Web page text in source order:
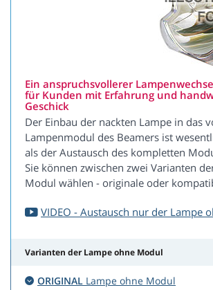
Ein anspruchsvollerer
für Kunden mit Erfahrung und
Geschick
Der Einbau der nackten Lampe in das
Lampenmodul des Beamers ist
als der Austausch des kompletten
Sie können zwischen zwei Varianten
Modul wählen - originale oder
VIDEO - Austausch nur der Lampe
Varianten der Lampe ohne Modul
ORIGINAL Lampe ohne Modul